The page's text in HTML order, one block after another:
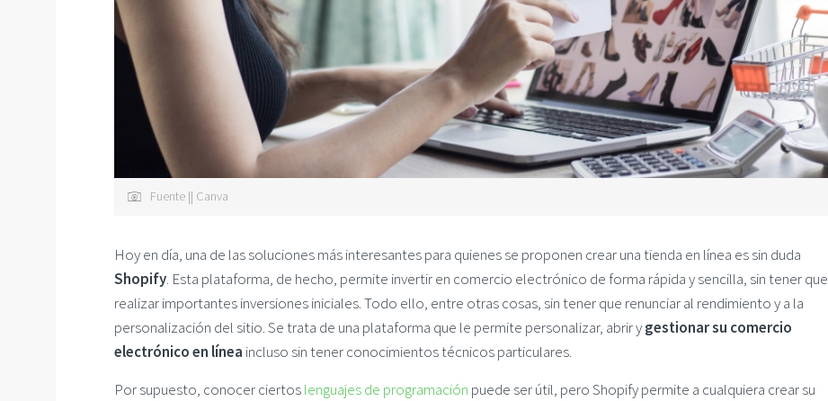
Fuente || Canva
Hoy en día, una de las soluciones más interesantes para quienes se proponen crear una tienda en línea es sin duda
Shopify. Esta plataforma, de hecho, permite invertir en comercio electrónico de forma rápida y sencilla, sin tener que
realizar importantes inversiones iniciales. Todo ello, entre otras cosas, sin tener que renunciar al rendimiento y a la
personalización del sitio. Se trata de una plataforma que le permite personalizar, abrir ygestionar su comercio
electrónico en línea incluso sin tener conocimientos técnicos particulares.
Por supuesto, conocer ciertoslenguajes de programación puede ser útil, pero Shopify permite a cualquiera crear su